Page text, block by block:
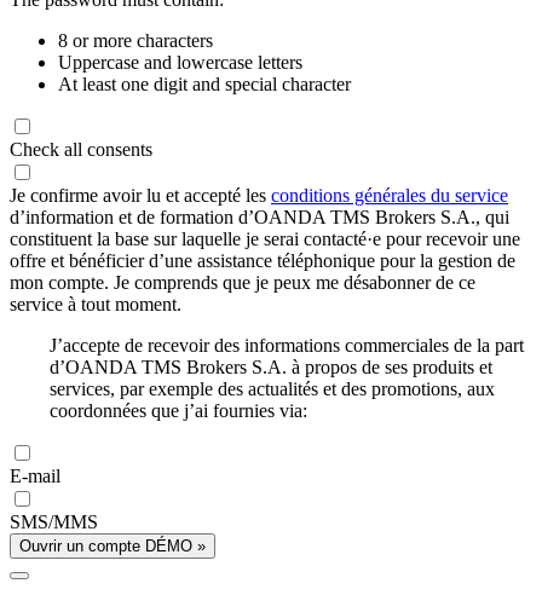
8 or more characters
Uppercase and lowercase letters
At least one digit and special character
Check all consents
Je confirme avoir lu et accepté les conditions générales du service
d’information et de formation d’OANDA TMS Brokers S.A., qui
constituent la base sur laquelle je serai contacté·e pour recevoir une
offre et bénéficier d’une assistance téléphonique pour la gestion de
mon compte. Je comprends que je peux me désabonner de ce
service à tout moment.
J’accepte de recevoir des informations commerciales de la part
d’OANDA TMS Brokers S.A. à propos de ses produits et
services, par exemple des actualités et des promotions, aux
coordonnées que j’ai fournies via:
E-mail
SMS/MMS
Ouvrir un compte DÉMO »